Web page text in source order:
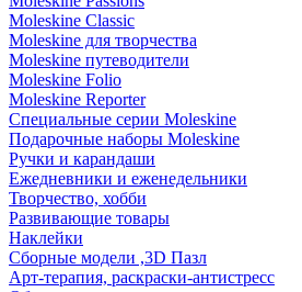
Moleskine Classic
Moleskine для творчества
Moleskine путеводители
Moleskine Folio
Moleskine Reporter
Специальные серии Moleskine
Подарочные наборы Moleskine
Ручки и карандаши
Ежедневники и еженедельники
Творчество, хобби
Развивающие товары
Наклейки
Сборные модели ,3D Пазл
Арт-терапия, раскраски-антистресс